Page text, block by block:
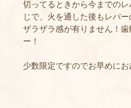
切ってるときから今までの
じで、火を通した後もレバ
ザラザラ感が有りません！
ー！
少数限定ですのでお早めに